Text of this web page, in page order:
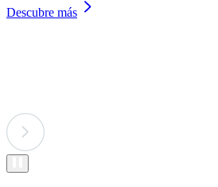
Descubre más